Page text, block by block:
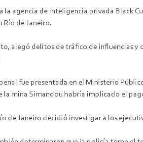
la agencia de inteligencia privada Black
Río de Janeiro.
alegó delitos de tráfico de influencias y
fue presentada en el Ministerio
la mina Simandou habría implicado el
de Janeiro decidió investigar a los